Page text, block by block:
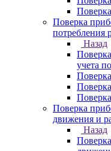
Поверка
потребления
Назад
учета
Поверка
движения и
Назад